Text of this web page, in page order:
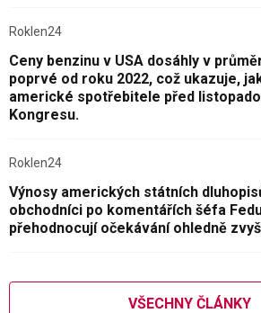
Roklen24
Ceny benzinu v USA dosáhly v
poprvé od roku 2022, což ukazuje,
americké spotřebitele před
Kongresu.
Roklen24
Výnosy amerických státních
obchodníci po komentářích šéfa
přehodnocují očekávání ohledně
VŠECHNY ČLÁNKY